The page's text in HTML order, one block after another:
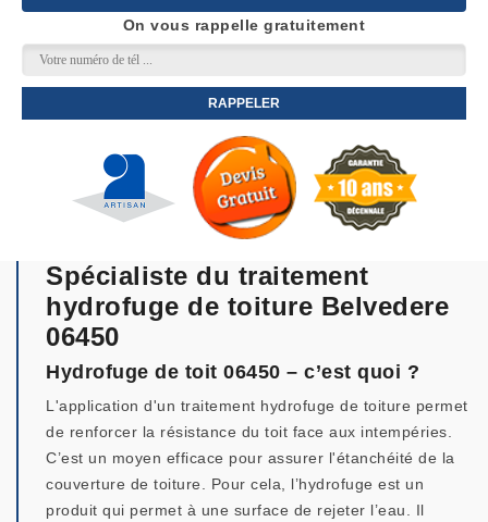
On vous rappelle gratuitement
Spécialiste du traitement
hydrofuge de toiture Belvedere
06450
Hydrofuge de toit 06450 – c’est quoi ?
L'application d'un traitement hydrofuge de toiture permet
de renforcer la résistance du toit face aux intempéries.
C’est un moyen efficace pour assurer l'étanchéité de la
couverture de toiture. Pour cela, l’hydrofuge est un
produit qui permet à une surface de rejeter l’eau. Il